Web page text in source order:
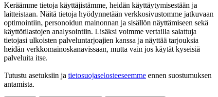
Keräämme tietoja käyttäjistämme, heidän käyttäytymisestään ja
laitteistaan. Näitä tietoja hyödynnetään verkkosivustomme jatkuvaan
optimointiin, personoidun mainonnan ja sisällön näyttämiseen sekä
käyttötilastojen analysointiin. Lisäksi voimme vertailla salattuja
tietojasi ulkoisten palveluntarjoajien kanssa ja näyttää tarjouksia
heidän verkkomainoskanavissaan, mutta vain jos käytät kyseisiä
palveluita itse.
Tutustu asetuksiin ja tietosuojaselosteeseemme ennen suostumuksen
antamista.